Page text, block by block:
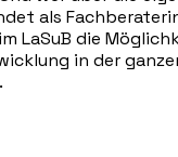
als
LaSuB die
in der